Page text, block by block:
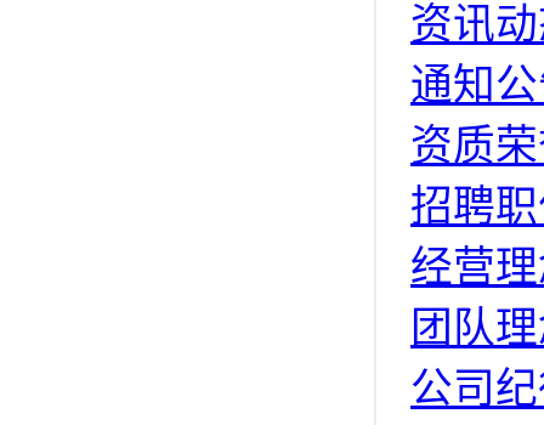
资讯
通知
资质
招聘
经营
团队
公司